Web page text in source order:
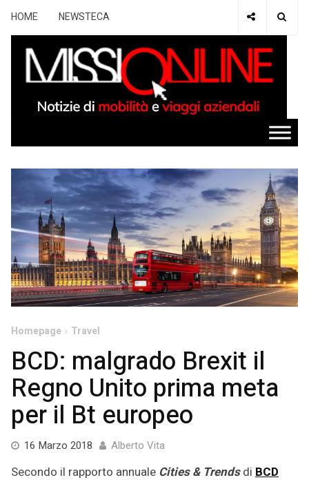
HOME NEWSTECA
Homepage Travel
BCD: malgrado Brexit il
Regno Unito prima meta
per il Bt europeo
16 Marzo 2018 29 Alberto Vita
Secondo il rapporto annuale Cities & Trendsdi BCD